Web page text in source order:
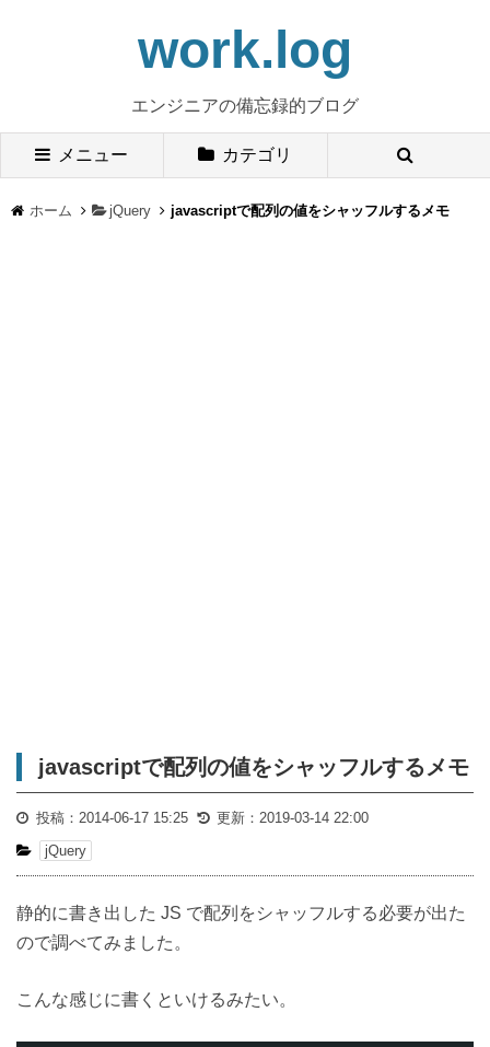
work.log
エンジニアの備忘録的ブログ
メニュー カテゴリ
ホーム jQuery javascriptで配列の値をシャッフルするメモ
javascriptで配列の値をシャッフルするメモ
投稿： 2014-06-17 15:25 更新： 2019-03-14 22:00
jQuery
静的に書き出した JS で配列をシャッフルする必要が出た
ので調べてみました。
こんな感じに書くといけるみたい。